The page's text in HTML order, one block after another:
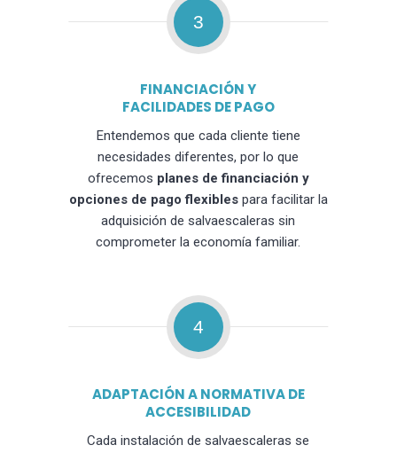
3
FINANCIACIÓN Y
FACILIDADES DE PAGO
Entendemos que cada cliente tiene
necesidades diferentes, por lo que
ofrecemos planes de financiación y
opciones de pago flexiblespara facilitar la
adquisición de salvaescaleras sin
comprometer la economía familiar.
4
ADAPTACIÓN A NORMATIVA DE
ACCESIBILIDAD
Cada instalación de salvaescaleras se